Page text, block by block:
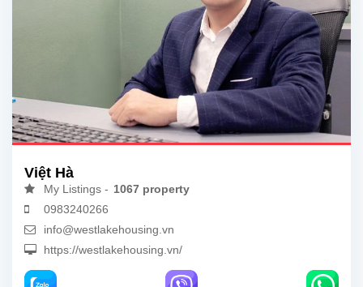
Việt Hà
My Listings - 1067 property
0983240266
info@westlakehousing.vn
https://westlakehousing.vn/